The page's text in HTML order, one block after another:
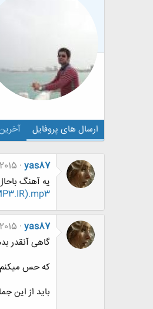
ارسال های پروفایل
yas87
یه آهنگ
yas87
گاهی آنقدر
که حس
باید از این